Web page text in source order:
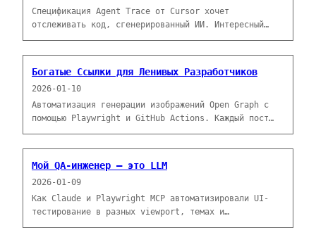
Спецификация Agent Trace от Cursor хочет
отслеживать код, сгенерированный ИИ. Интересный
вопрос не в атрибуции — а в том, что могут открыть
Богатые Ссылки для Ленивых Разработчиков
2026-01-10
Автоматизация генерации изображений Open Graph с
помощью Playwright и GitHub Actions. Каждый пост
получает превью для соцсетей без ручной работы.
Мой QA-инженер — это LLM
2026-01-09
Как Claude и Playwright MCP автоматизировали UI-
тестирование в разных viewport, темах и
интерактивных состояниях — с GitHub Issues в